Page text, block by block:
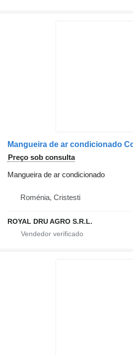
Preço sob consulta
Mangueira de ar condicionado
Roménia, Cristesti
ROYAL DRU AGRO S.R.L.